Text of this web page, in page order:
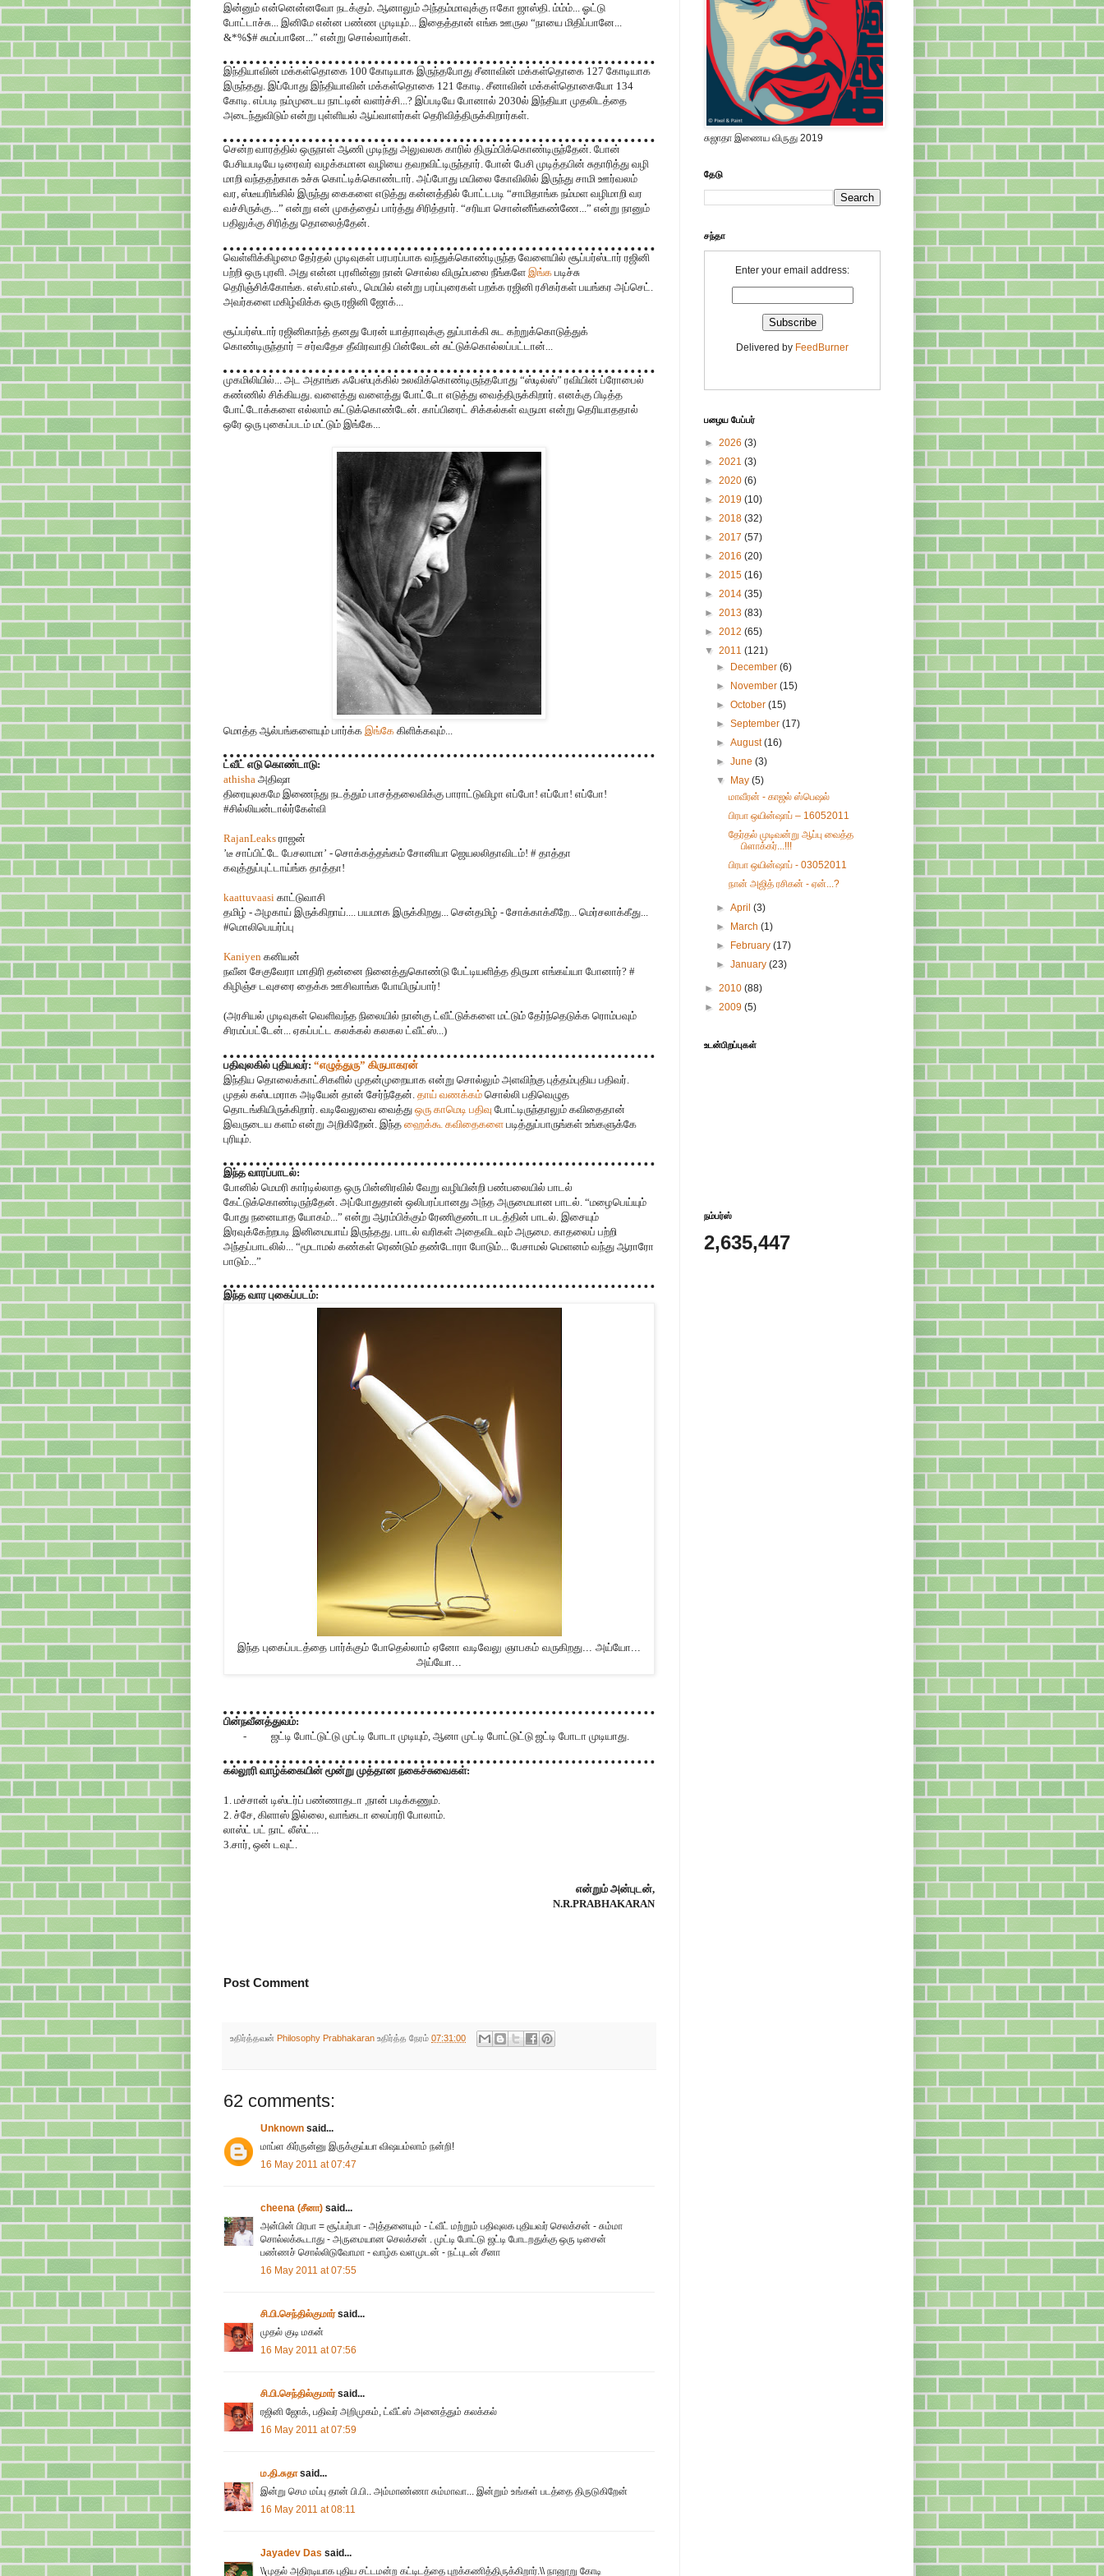
இன்னும் என்னென்னவோ நடக்கும். ஆனாலும் அந்தம்மாவுக்கு ஈகோ ஜாஸ்தி. ம்ம்ம்... ஓட்டு
போட்டாச்சு... இனிமே என்ன பண்ண முடியும்... இதைத்தான் எங்க ஊருல “நாயை மிதிப்பானே...
&*%$# சுமப்பானே...” என்று சொல்வார்கள்.
இந்தியாவின் மக்கள்தொகை 100 கோடியாக இருந்தபோது சீனாவின் மக்கள்தொகை 127 கோடியாக
இருந்தது. இப்போது இந்தியாவின் மக்கள்தொகை 121 கோடி. சீனாவின் மக்கள்தொகையோ 134
கோடி. எப்படி நம்முடைய நாட்டின் வளர்ச்சி...? இப்படியே போனால் 2030ல் இந்தியா முதலிடத்தை
அடைந்துவிடும் என்று புள்ளியல் ஆய்வாளர்கள் தெரிவித்திருக்கிறார்கள்.
சென்ற வாரத்தில் ஒருநாள் ஆணி முடிந்து அலுவலக காரில் திரும்பிக்கொண்டிருந்தேன். போன்
பேசியபடியே டிரைவர் வழக்கமான வழியை தவறவிட்டிருந்தார். போன் பேசி முடித்தபின் சுதாரித்து வழி
மாறி வந்ததற்காக உச்சு கொட்டிக்கொண்டார். அப்போது மயிலை கோவிலில் இருந்து சாமி ஊர்வலம்
வர, ஸ்டீயரிங்கில் இருந்து கைகளை எடுத்து கன்னத்தில் போட்டபடி “சாமிதாங்க நம்மள வழிமாறி வர
வச்சிருக்கு...” என்று என் முகத்தைப் பார்த்து சிரித்தார். “சரியா சொன்னீங்கண்ணே...” என்று நானும்
பதிலுக்கு சிரித்து தொலைத்தேன்.
வெள்ளிக்கிழமை தேர்தல் முடிவுகள் பரபரப்பாக வந்துக்கொண்டிருந்த வேளையில் சூப்பர்ஸ்டார் ரஜினி
பற்றி ஒரு புரளி. அது என்ன புரளின்னு நான் சொல்ல விரும்பலை நீங்களே இங்க படிச்சு
தெரிஞ்சிக்கோங்க. எஸ்.எம்.எஸ்., மெயில் என்று பரப்புரைகள் பறக்க ரஜினி ரசிகர்கள் பயங்கர அப்செட்.
அவர்களை மகிழ்விக்க ஒரு ரஜினி ஜோக்...
சூப்பர்ஸ்டார் ரஜினிகாந்த் தனது பேரன் யாத்ராவுக்கு துப்பாக்கி சுட கற்றுக்கொடுத்துக்
கொண்டிருந்தார் = சர்வதேச தீவிரவாதி பின்லேடன் சுட்டுக்கொல்லப்பட்டான்...
முகமிலியில்... அட அதாங்க ஃபேஸ்புக்கில் உலவிக்கொண்டிருந்தபோது “ஸ்டில்ஸ்” ரவியின் ப்ரோபைல்
கண்ணில் சிக்கியது. வளைத்து வளைத்து போட்டோ எடுத்து வைத்திருக்கிறார். எனக்கு பிடித்த
போட்டோக்களை எல்லாம் சுட்டுக்கொண்டேன். காப்பிரைட் சிக்கல்கள் வருமா என்று தெரியாததால்
ஒரே ஒரு புகைப்படம் மட்டும் இங்கே...
மொத்த ஆல்பங்களையும் பார்க்க இங்கே கிளிக்கவும்...
ட்வீட் எடு கொண்டாடு:
athisha அதிஷா
திரையுலகமே இணைந்து நடத்தும் பாசத்தலைவிக்கு பாராட்டுவிழா எப்போ! எப்போ! எப்போ!
#சில்லியன்டால்ர்கேள்வி
RajanLeaks ராஜன்
’டீ சாப்பிட்டே பேசலாமா’ - சொக்கத்தங்கம் சோனியா ஜெயலலிதாவிடம்! # தாத்தா
கவுத்துப்புட்டாய்ங்க தாத்தா!
kaattuvaasi காட்டுவாசி
தமிழ் - அழகாய் இருக்கிறாய்.... பயமாக இருக்கிறது... சென்தமிழ் - சோக்காக்கீறே... மெர்சலாக்கீது...
#மொலிபெயர்ப்பு
Kaniyen கனியன்
நவீன சேகுவேரா மாதிரி தன்னை நினைத்துகொண்டு பேட்டியளித்த திருமா எங்கய்யா போனார்? #
கிழிஞ்ச டவுசரை தைக்க ஊசிவாங்க போயிருப்பார்!
(அரசியல் முடிவுகள் வெளிவந்த நிலையில் நான்கு ட்வீட்டுக்களை மட்டும் தேர்ந்தெடுக்க ரொம்பவும்
சிரமப்பட்டேன்... ஏகப்பட்ட கலக்கல் கலகல ட்வீட்ஸ்...)
பதிவுலகில் புதியவர்: “எழுத்துரு” கிருபாகரன்
இந்திய தொலைக்காட்சிகளில் முதன்முறையாக என்று சொல்லும் அளவிற்கு புத்தம்புதிய பதிவர்.
முதல் கஸ்டமராக அடியேன் தான் சேர்ந்தேன். தாய் வணக்கம் சொல்லி பதிவெழுத
தொடங்கியிருக்கிறார். வடிவேலுவை வைத்து ஒரு காமெடி பதிவு போட்டிருந்தாலும் கவிதைதான்
இவருடைய களம் என்று அறிகிறேன். இந்த ஹைக்கூ கவிதைகளை படித்துப்பாருங்கள் உங்களுக்கே
புரியும்.
இந்த வாரப்பாடல்:
போனில் மெமரி கார்டில்லாத ஒரு பின்னிரவில் வேறு வழியின்றி பண்பலையில் பாடல்
கேட்டுக்கொண்டிருந்தேன். அப்போதுதான் ஒலிபரப்பானது அந்த அருமையான பாடல். “மழைபெய்யும்
போது நனையாத யோகம்...” என்று ஆரம்பிக்கும் ரேணிகுண்டா படத்தின் பாடல். இசையும்
இரவுக்கேற்றபடி இனிமையாய் இருந்தது. பாடல் வரிகள் அதைவிடவும் அருமை. காதலைப் பற்றி
அந்தப்பாடலில்... “மூடாமல் கண்கள் ரெண்டும் தண்டோரா போடும்... பேசாமல் மெளனம் வந்து ஆராரோ
பாடும்...”
இந்த வார புகைப்படம்:
இந்த புகைப்படத்தை பார்க்கும் போதெல்லாம் ஏனோ வடிவேலு ஞாபகம் வருகிறது... அய்யோ...
அய்யோ...
பின்நவீனத்துவம்:
-
ஜட்டி போட்டுட்டு முட்டி போடா முடியும், ஆனா முட்டி போட்டுட்டு ஜட்டி போடா முடியாது.
கல்லூரி வாழ்க்கையின் மூன்று முத்தான நகைச்சுவைகள்:
1. மச்சான் டிஸ்டர்ப் பண்ணாதடா ,நான் படிக்கணும்.
2. ச்சே, கிளாஸ் இல்லை, வாங்கடா லைப்ரரி போலாம்.
லாஸ்ட் பட் நாட் லீஸ்ட்...
3.சார், ஒன் டவுட்.
என்றும் அன்புடன்,
N.R.PRABHAKARAN
Post Comment
உதிர்த்தவன் Philosophy Prabhakaran உதிர்த்த நேரம் 07:31:00
62 comments:
Unknown said...
மாப்ள கிர்ருன்னு இருக்குய்யா விஷயம்லாம் நன்றி!
16 May 2011 at 07:47
cheena (சீனா) said...
அன்பின் பிரபா = சூப்பர்பா - அத்தனையும் - ட்வீட் மற்றும் பதிவுலக புதியவர் செலக்சன் - சும்மா
சொல்லக்கூடாது - அருமையான செலக்சன் . முட்டி போட்டு ஜட்டி போடறதுக்கு ஒரு டிசைன்
பண்ணச் சொல்லிடுவோமா - வாழ்க வளமுடன் - நட்புடன் சீனா
16 May 2011 at 07:55
சி.பி.செந்தில்குமார்said...
முதல் குடி மகன்
16 May 2011 at 07:56
சி.பி.செந்தில்குமார்said...
ரஜினி ஜோக், பதிவர் அறிமுகம், ட்வீட்ஸ் அனைத்தும் கலக்கல்
16 May 2011 at 07:59
ம.தி.சுதாsaid...
இன்று செம மப்பு தான் பி.பி.. அம்மாண்ணா சும்மாவா... இன்றும் உங்கள் படத்தை திருடுகிறேன்
16 May 2011 at 08:11
Jayadev Das said...
\\முதல் அதிரடியாக புதிய சட்டமன்ற கட்டிடத்தை புறக்கணித்திருக்கிறார்.\\ நானூறு கோடி
சுஜாதா இணைய விருது 2019
தேடு
சந்தா
Enter your email address:
Delivered by FeedBurner
பழைய பேப்பர்
► 2026 (3)
► 2021 (3)
► 2020 (6)
► 2019 (10)
► 2018 (32)
► 2017 (57)
► 2016 (20)
► 2015 (16)
► 2014 (35)
► 2013 (83)
► 2012 (65)
▼ 2011 (121)
►
December(6)
►
November(15)
►October(15)
►September(17)
►August(16)
►June(3)
▼
May(5)
மாவீரன் - காஜல் ஸ்பெஷல்
பிரபா ஒயின்ஷாப் – 16052011
தேர்தல் முடிவன்று ஆப்பு வைத்த
பிளாக்கர்...!!!
பிரபா ஒயின்ஷாப் - 03052011
நான் அஜித் ரசிகன் - ஏன்...?
►April(3)
►
March(1)
►
February(17)
►January(23)
► 2010 (88)
► 2009 (5)
உடன்பிறப்புகள்
நம்பர்ஸ்
2,635,447